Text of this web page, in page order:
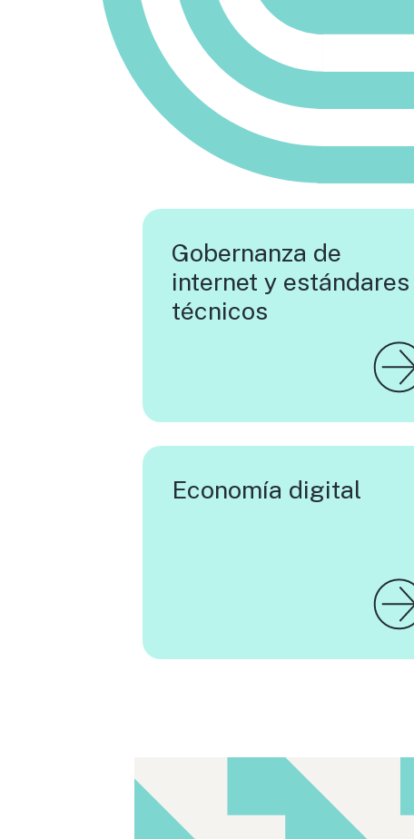
Gobernanza de
internet y estándares
técnicos
Economía digital